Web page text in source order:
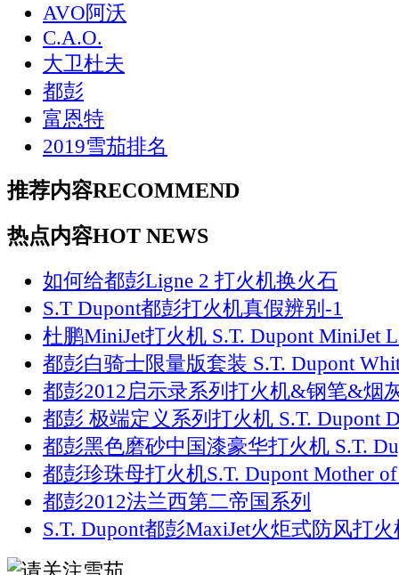
AVO阿沃
C.A.O.
大卫杜夫
都彭
富恩特
2019雪茄排名
推荐内容RECOMMEND
热点内容HOT NEWS
如何给都彭Ligne 2 打火机换火石
S.T Dupont都彭打火机真假辨别-1
杜鹏MiniJet打火机 S.T. Dupont MiniJet
都彭白骑士限量版套装 S.T. Dupont
都彭2012启示录系列打火机&钢笔&烟
都彭 极端定义系列打火机 S.T. Dupont
都彭黑色磨砂中国漆豪华打火机 S.T.
都彭珍珠母打火机S.T. Dupont Mother of
都彭2012法兰西第二帝国系列
S.T. Dupont都彭MaxiJet火炬式防风打火